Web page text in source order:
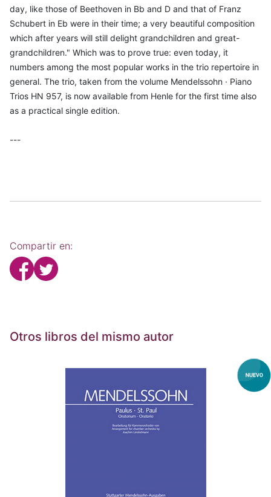
day, like those of Beethoven in Bb and D and that of Franz
Schubert in Eb were in their time; a very beautiful composition
which after years will still delight grandchildren and great-
grandchildren." Which was to prove true: even today, it
numbers among the most popular works in the trio repertoire in
general. The trio, taken from the volume Mendelssohn · Piano
Trios HN 957, is now available from Henle for the first time also
as a practical single edition.
---
Compartir en:
Otros libros del mismo autor